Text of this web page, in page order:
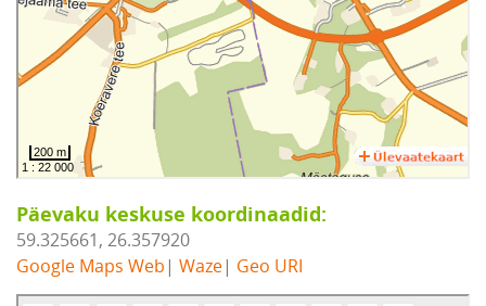
Päevaku keskuse koordinaadid:
59.325661, 26.357920
Google Maps Web | Waze| Geo URI